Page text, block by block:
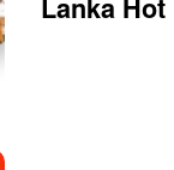
Lanka